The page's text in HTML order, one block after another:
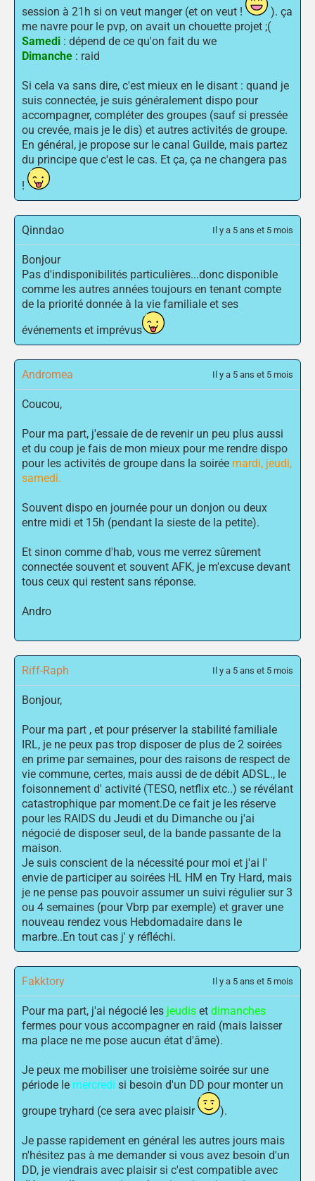
session à 21h si on veut manger (et on veut !
). ça
me navre pour le pvp, on avait un chouette projet ;(
Samedi : dépend de ce qu'on fait du we
Dimanche : raid
Si cela va sans dire, c'est mieux en le disant : quand je
suis connectée, je suis généralement dispo pour
accompagner, compléter des groupes (sauf si pressée
ou crevée, mais je le dis) et autres activités de groupe.
En général, je propose sur le canal Guilde, mais partez
du principe que c'est le cas. Et ça, ça ne changera pas
!
Qinndao Il y a 5 ans et 5 mois
Bonjour
Pas d'indisponibilités particulières...donc disponible
comme les autres années toujours en tenant compte
de la priorité donnée à la vie familiale et ses
événements et imprévus
Andromea Il y a 5 ans et 5 mois
Coucou,
Pour ma part, j'essaie de de revenir un peu plus aussi
et du coup je fais de mon mieux pour me rendre dispo
pour les activités de groupe dans la soirée mardi, jeudi,
samedi.
Souvent dispo en journée pour un donjon ou deux
entre midi et 15h (pendant la sieste de la petite).
Et sinon comme d'hab, vous me verrez sûrement
connectée souvent et souvent AFK, je m'excuse devant
tous ceux qui restent sans réponse.
Andro
Riff-Raph Il y a 5 ans et 5 mois
Bonjour,
Pour ma part , et pour préserver la stabilité familiale
IRL, je ne peux pas trop disposer de plus de 2 soirées
en prime par semaines, pour des raisons de respect de
vie commune, certes, mais aussi de de débit ADSL., le
foisonnement d' activité (TESO, netflix etc..) se révélant
catastrophique par moment.De ce fait je les réserve
pour les RAIDS du Jeudi et du Dimanche ou j'ai
négocié de disposer seul, de la bande passante de la
maison.
Je suis conscient de la nécessité pour moi et j'ai l'
envie de participer au soirées HL HM en Try Hard, mais
je ne pense pas pouvoir assumer un suivi régulier sur 3
ou 4 semaines (pour Vbrp par exemple) et graver une
nouveau rendez vous Hebdomadaire dans le
marbre..En tout cas j' y réfléchi.
Fakktory Il y a 5 ans et 5 mois
Pour ma part, j'ai négocié les jeudis et dimanches
fermes pour vous accompagner en raid (mais laisser
ma place ne me pose aucun état d'âme).
Je peux me mobiliser une troisième soirée sur une
période le mercredi si besoin d'un DD pour monter un
groupe tryhard (ce sera avec plaisir
).
Je passe rapidement en général les autres jours mais
n'hésitez pas à me demander si vous avez besoin d'un
DD, je viendrais avec plaisir si c'est compatible avec